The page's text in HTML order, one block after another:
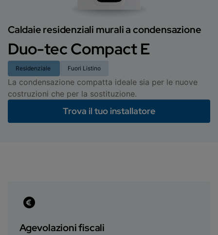
Caldaie residenziali murali a condensazione
Duo-tec Compact E
Residenziale Fuori Listino
La condensazione compatta ideale sia per le nuove
costruzioni che per la sostituzione.
Trova il tuo installatore
Agevolazioni fiscali